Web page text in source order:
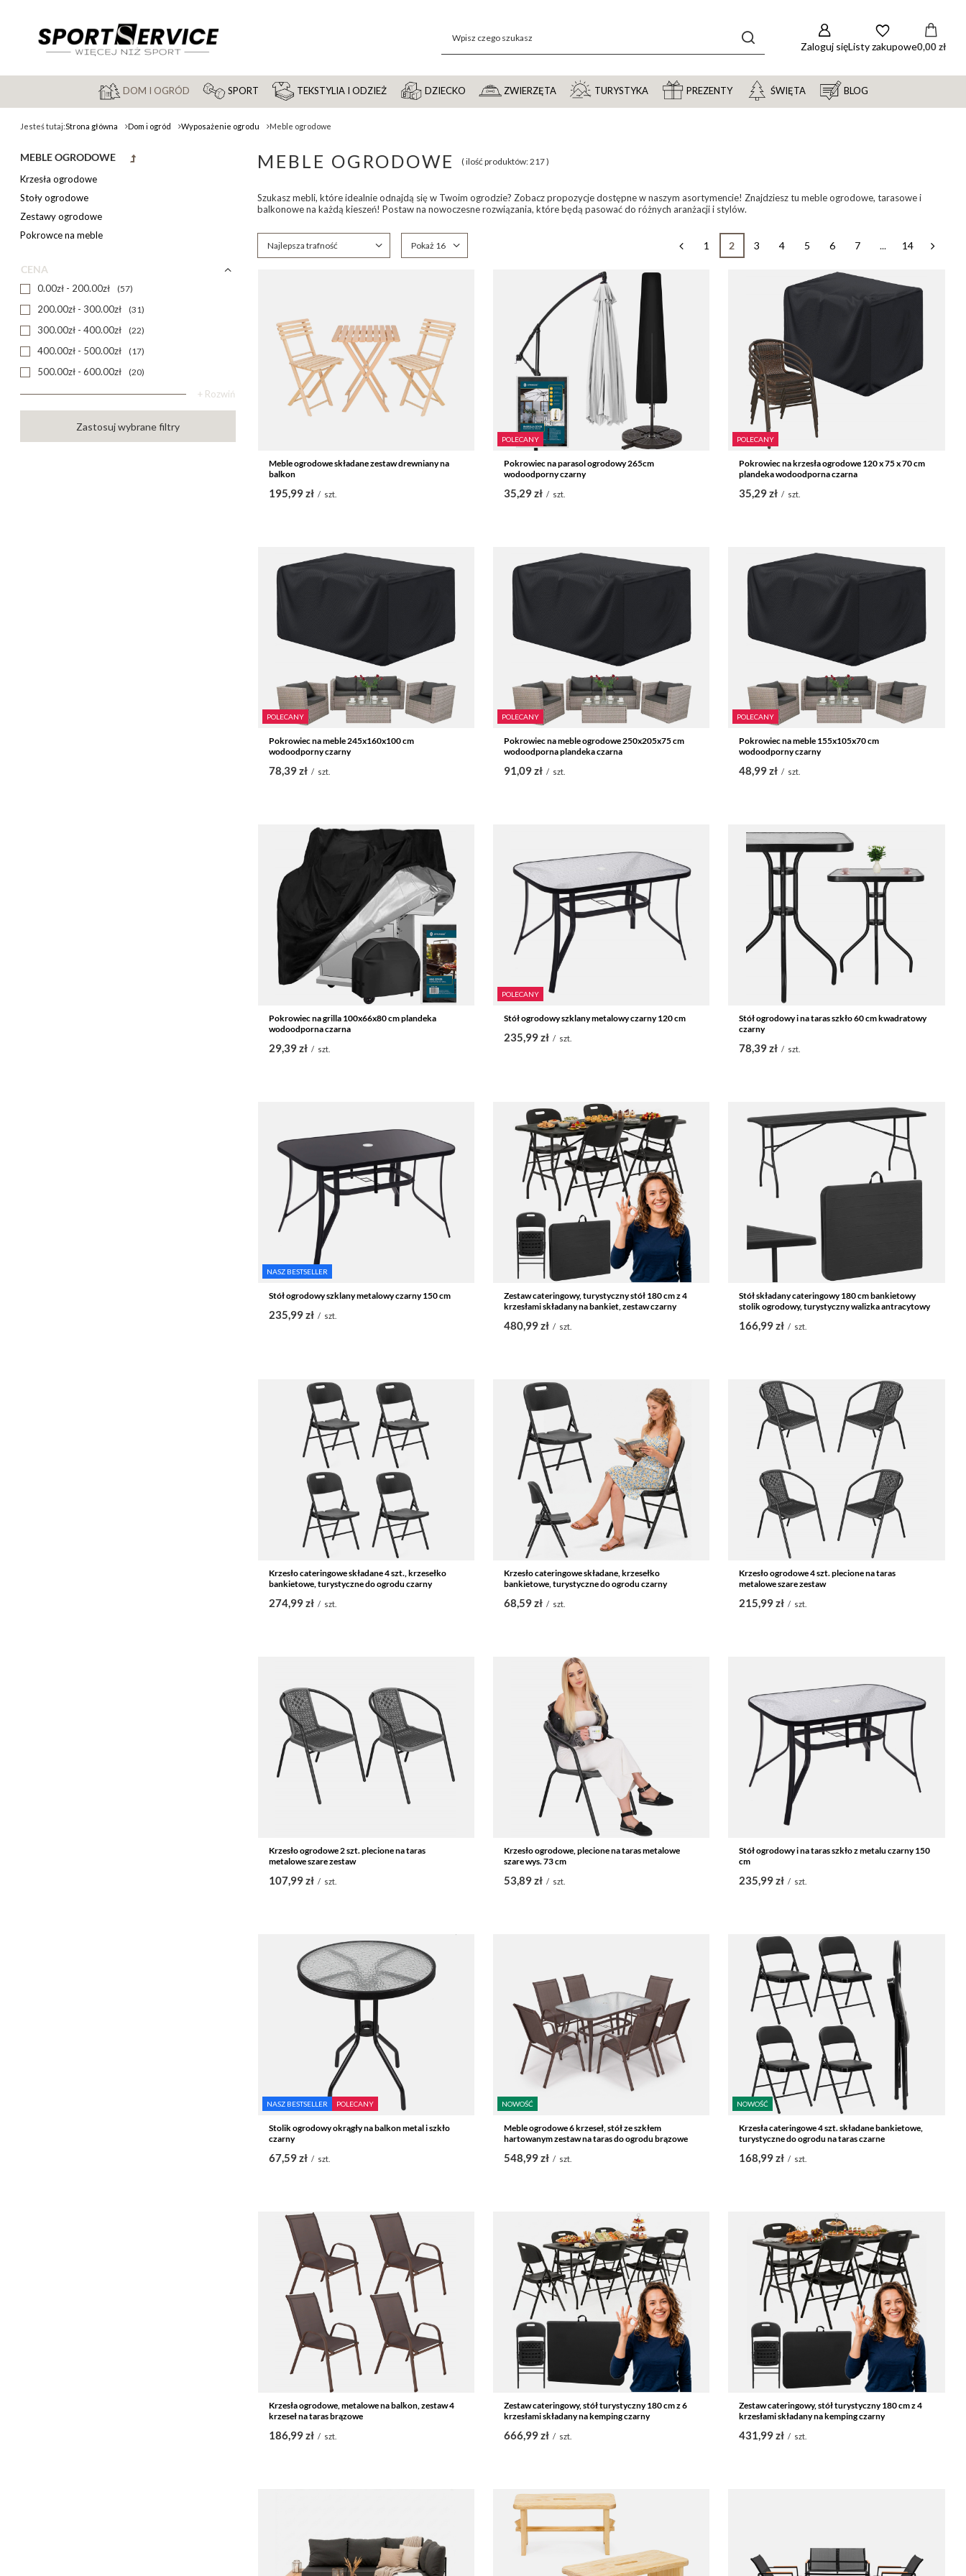
Zaloguj sięListy zakupowe0,00 zł
DOM I OGRÓD SPORT TEKSTYLIA I ODZIEŻ DZIECKO ZWIERZĘTA TURYSTYKA PREZENTY ŚWIĘTA BLOG
Jesteś tutaj:Strona główna Dom i ogród Wyposażenie ogrodu Meble ogrodowe
MEBLE OGRODOWE
Krzesła ogrodowe
Stoły ogrodowe
Zestawy ogrodowe
Pokrowce na meble
CENA
0.00zł - 200.00zł 57
200.00zł - 300.00zł 31
300.00zł - 400.00zł 22
400.00zł - 500.00zł 17
500.00zł - 600.00zł 20
+ Rozwiń
Zastosuj wybrane filtry
MEBLE OGRODOWE ( ilość produktów:217)
Szukasz mebli, które idealnie odnajdą się w Twoim ogrodzie? Zobacz propozycje dostępne w naszym asortymencie! Znajdziesz tu meble ogrodowe, tarasowe i
balkonowe na każdą kieszeń! Postaw na nowoczesne rozwiązania, które będą pasować do różnych aranżacji i stylów.
Zmień sortowanie
Najlepsza trafność Zmień ilość wyświetlanych produktów
Pokaż 16 1 2 3 4 5 6 7 ... 14
Meble ogrodowe składane zestaw drewniany na
balkon
195,99 zł / szt.
POLECANY
Pokrowiec na parasol ogrodowy 265cm
wodoodporny czarny
35,29 zł / szt.
POLECANY
Pokrowiec na krzesła ogrodowe 120 x 75 x 70 cm
plandeka wodoodporna czarna
35,29 zł / szt.
POLECANY
Pokrowiec na meble 245x160x100 cm
wodoodporny czarny
78,39 zł / szt.
POLECANY
Pokrowiec na meble ogrodowe 250x205x75 cm
wodoodporna plandeka czarna
91,09 zł / szt.
POLECANY
Pokrowiec na meble 155x105x70 cm
wodoodporny czarny
48,99 zł / szt.
Pokrowiec na grilla 100x66x80 cm plandeka
wodoodporna czarna
29,39 zł / szt.
POLECANY
Stół ogrodowy szklany metalowy czarny 120 cm
235,99 zł / szt.
Stół ogrodowy i na taras szkło 60 cm kwadratowy
czarny
78,39 zł / szt.
NASZ BESTSELLER
Stół ogrodowy szklany metalowy czarny 150 cm
235,99 zł / szt.
Zestaw cateringowy, turystyczny stół 180 cm z 4
krzesłami składany na bankiet, zestaw czarny
480,99 zł / szt.
Stół składany cateringowy 180 cm bankietowy
stolik ogrodowy, turystyczny walizka antracytowy
166,99 zł / szt.
Krzesło cateringowe składane 4 szt., krzesełko
bankietowe, turystyczne do ogrodu czarny
274,99 zł / szt.
Krzesło cateringowe składane, krzesełko
bankietowe, turystyczne do ogrodu czarny
68,59 zł / szt.
Krzesło ogrodowe 4 szt. plecione na taras
metalowe szare zestaw
215,99 zł / szt.
Krzesło ogrodowe 2 szt. plecione na taras
metalowe szare zestaw
107,99 zł / szt.
Krzesło ogrodowe, plecione na taras metalowe
szare wys. 73 cm
53,89 zł / szt.
Stół ogrodowy i na taras szkło z metalu czarny 150
cm
235,99 zł / szt.
NASZ BESTSELLER POLECANY
Stolik ogrodowy okrągły na balkon metal i szkło
czarny
67,59 zł / szt.
NOWOŚĆ
Meble ogrodowe 6 krzeseł, stół ze szkłem
hartowanym zestaw na taras do ogrodu brązowe
548,99 zł / szt.
NOWOŚĆ
Krzesła cateringowe 4 szt. składane bankietowe,
turystyczne do ogrodu na taras czarne
168,99 zł / szt.
Krzesła ogrodowe, metalowe na balkon, zestaw 4
krzeseł na taras brązowe
186,99 zł / szt.
Zestaw cateringowy, stół turystyczny 180 cm z 6
krzesłami składany na kemping czarny
666,99 zł / szt.
Zestaw cateringowy, stół turystyczny 180 cm z 4
krzesłami składany na kemping czarny
431,99 zł / szt.